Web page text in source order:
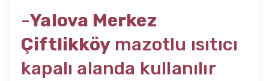
-Yalova Merkez
Çiftlikköy mazotlu ısıtıcı
kapalı alanda kullanılır